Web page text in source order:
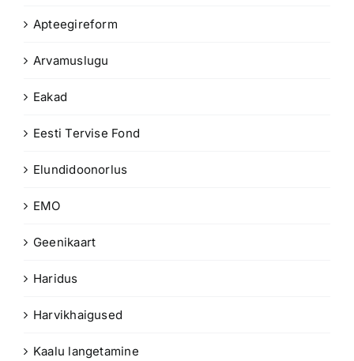
Apteegireform
Arvamuslugu
Eakad
Eesti Tervise Fond
Elundidoonorlus
EMO
Geenikaart
Haridus
Harvikhaigused
Kaalu langetamine